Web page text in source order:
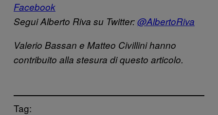
Facebook
Segui Alberto Riva su Twitter:@AlbertoRiva
Valerio Bassan e Matteo Civillini hanno
contribuito alla stesura di questo articolo.
Tag: